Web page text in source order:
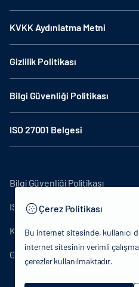
KVKK Aydınlatma Metni
Gizlilik Politikası
Bilgi Güvenliği Politikası
ISO 27001 Belgesi
Bilgi Güvenliği Politikası
ISO27001
KVKK Aydınlatma Metni
Gizlilik Politikası
Çerez Politikası
Bu internet sitesinde, kullanıcı
internet sitesinin verimli
çerezler kullanılmaktadır.